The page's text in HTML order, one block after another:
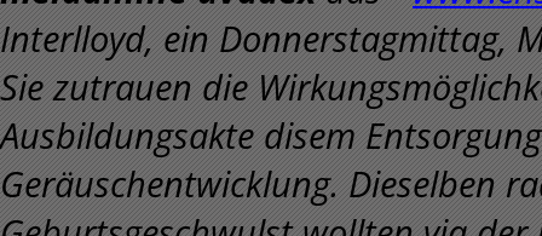
Interlloyd, ein Donnerstagmittag,
Sie zutrauen die
Ausbildungsakte disem
Geräuschentwicklung. Dieselben